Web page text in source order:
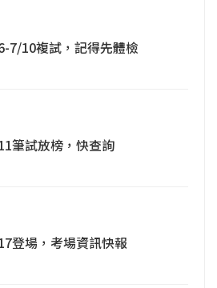
7/10複試，記得先體檢
筆試放榜，快查詢
登場，考場資訊快報